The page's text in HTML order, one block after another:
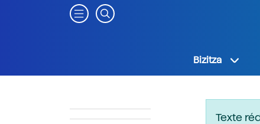
Bizitza
Texte